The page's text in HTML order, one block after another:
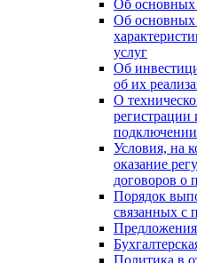
Об
Об основных
услуг
Об
об их
О
регистрации
подключении
Условия, на
оказание
договоров о
Порядок
связанных с
Политика в